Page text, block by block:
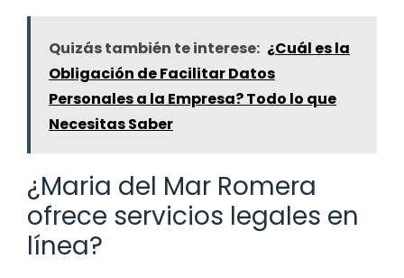
Quizás también te interese: ¿Cuál es la
Obligación de Facilitar Datos
Personales a la Empresa? Todo lo que
Necesitas Saber
¿Maria del Mar Romera
ofrece servicios legales en
línea?